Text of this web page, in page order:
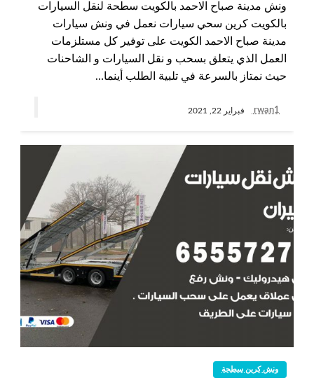
ونش مدينة صباح الاحمد بالكويت سطحة لنقل السيارات
بالكويت كرين سحي سيارات نعمل في ونش سيارات
مدينة صباح الاحمد الكويت على توفير كل مستلزمات
العمل الذي يتعلق بسحب و نقل السيارات و الشاحنات
حيث نمتاز بالسرعة في تلبية الطلب أينما…
rwan1 فبراير 22, 2021
ونش كرين سطحة